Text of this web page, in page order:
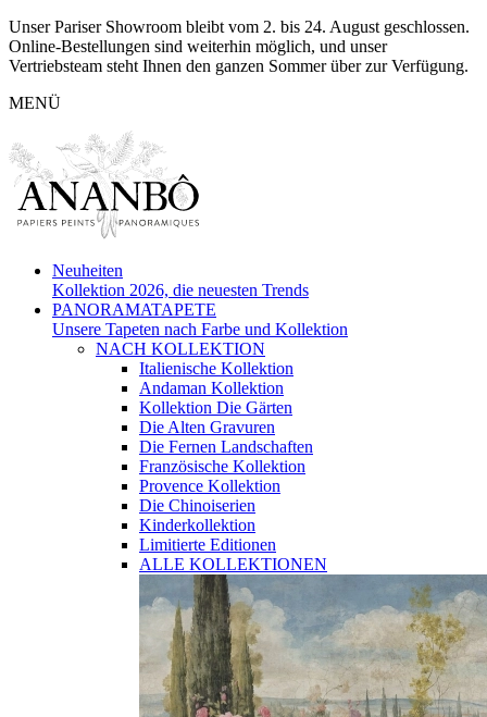
Unser Pariser Showroom bleibt vom 2. bis 24. August geschlossen.
Online-Bestellungen sind weiterhin möglich, und unser
Vertriebsteam steht Ihnen den ganzen Sommer über zur Verfügung.
MENÜ
Neuheiten
Kollektion 2026, die neuesten Trends
PANORAMATAPETE
Unsere Tapeten nach Farbe und Kollektion
NACH KOLLEKTION
Italienische Kollektion
Andaman Kollektion
Kollektion Die Gärten
Die Alten Gravuren
Die Fernen Landschaften
Französische Kollektion
Provence Kollektion
Die Chinoiserien
Kinderkollektion
Limitierte Editionen
ALLE KOLLEKTIONEN